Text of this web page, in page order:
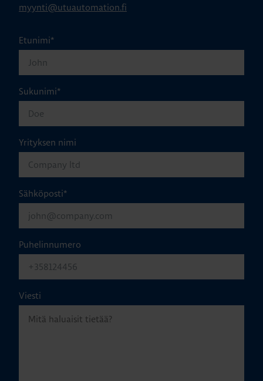
myynti@utuautomation.fi
Etunimi*
Sukunimi*
Yrityksen nimi
Sähköposti*
Puhelinnumero
Viesti